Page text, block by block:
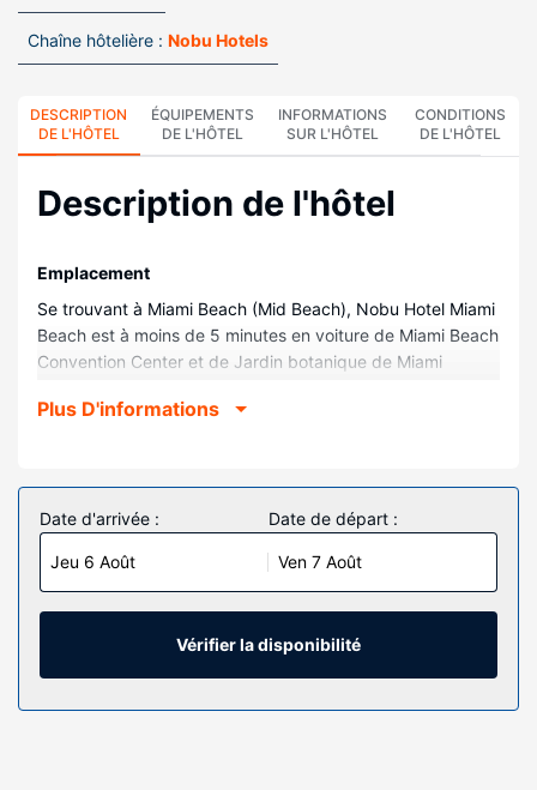
Chaîne hôtelière : Nobu Hotels
DESCRIPTION
DE L'HÔTEL
ÉQUIPEMENTS
DE L'HÔTEL
INFORMATIONS
SUR L'HÔTEL
CONDITIONS
DE L'HÔTEL
Description de l'hôtel
Emplacement
Se trouvant à Miami Beach (Mid Beach), Nobu Hotel Miami
Beach est à moins de 5 minutes en voiture de Miami Beach
Convention Center et de Jardin botanique de Miami
trouve à 4,1 km de New World Center et à 4,4 km de Rue
Les 206 chambres climatisées de l'hébergement vous
invitent à la détente et comprennent un minibar et une
machine à espresso. L'accès Wi-Fi à Internet gratuit vous
permet de rester en contact avec le reste du monde et
votre divertissement est assuré par des chaînes par câble.
Une salle de bain privée avec des articles de toilette de
luxe et un sèche-cheveux est à votre disposition. Les
Plus D'informations
Date d'arrivée :
Jeu 6 Août
Date de départ :
Ven 7 Août
Vérifier la disponibilité